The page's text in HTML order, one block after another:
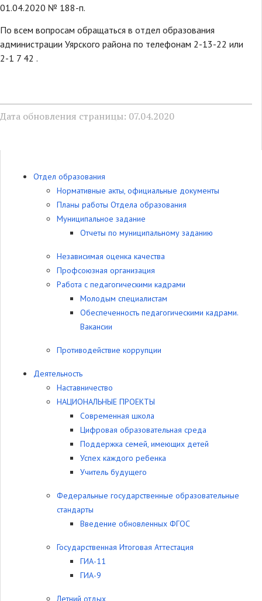
01.04.2020 № 188-п.
По всем вопросам обращаться в отдел образования
администрации Уярского района по телефонам 2-13-22 или
2-1 7 42 .
Дата обновления страницы: 07.04.2020
Отдел образования
Нормативные акты, официальные документы
Планы работы Отдела образования
Муниципальное задание
Отчеты по муниципальному заданию
Независимая оценка качества
Профсоюзная организация
Работа с педагогическими кадрами
Молодым специалистам
Обеспеченность педагогическими кадрами.
Вакансии
Противодействие коррупции
Деятельность
Наставничество
НАЦИОНАЛЬНЫЕ ПРОЕКТЫ
Современная школа
Цифровая образовательная среда
Поддержка семей, имеющих детей
Успех каждого ребенка
Учитель будущего
Федеральные государственные образовательные
стандарты
Введение обновленных ФГОС
Государственная Итоговая Аттестация
ГИА-11
ГИА-9
Летний отдых